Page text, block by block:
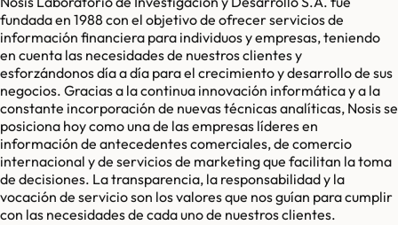
fundada en 1988 con el objetivo de ofrecer servicios de
información financiera para individuos y empresas, teniendo
en cuenta las necesidades de nuestros clientes y
esforzándonos día a día para el crecimiento y desarrollo de sus
negocios. Gracias a la continua innovación informática y a la
constante incorporación de nuevas técnicas analíticas, Nosis se
posiciona hoy como una de las empresas líderes en
información de antecedentes comerciales, de comercio
internacional y de servicios de marketing que facilitan la toma
de decisiones. La transparencia, la responsabilidad y la
vocación de servicio son los valores que nos guían para cumplir
con las necesidades de cada uno de nuestros clientes.